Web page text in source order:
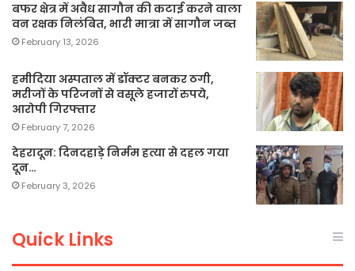
बफर क्षेत्र में अवैध सागौन की कटाई करने वाला
वन रक्षक निलंबित, भारी मात्रा में सागौन जब्त
February 13, 2026
हमीदिया अस्पताल में डॉक्टर बनकर ठगी,
मरीजों के परिजनों से वसूले हजारों रुपये,
आरोपी गिरफ्तार
February 7, 2026
देहरादून: दिनदहाड़े निर्मम हत्या से दहल गया
दून…
February 3, 2026
Quick Links